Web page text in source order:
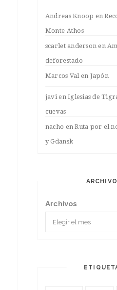
Andreas Knoop en
Monte Athos
scarlet anderson en
deforestado
Marcos Valen Japón
javienIglesias de
cuevas
nacho enRuta por el
y Gdansk
Archivos